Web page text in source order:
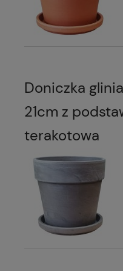
Doniczka
21cm z
terakotowa